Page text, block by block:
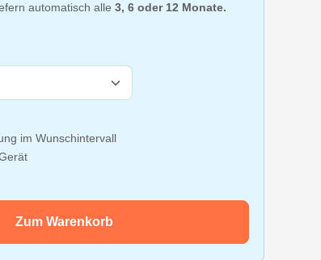
automatisch alle 3, 6 oder 12 Monate.
im Wunschintervall
Zum Warenkorb